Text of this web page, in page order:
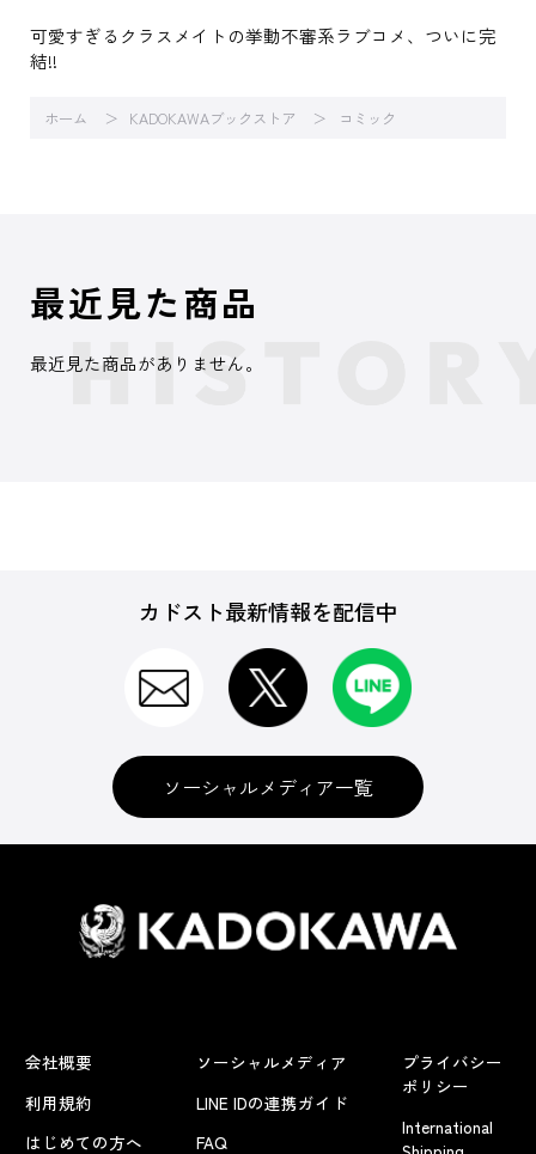
可愛すぎるクラスメイトの挙動不審系ラブコメ、ついに完
結!!
ホーム KADOKAWAブックストア コミック
最近見た商品
最近見た商品がありません。
カドスト最新情報を配信中
ソーシャルメディア一覧
会社概要
利用規約
はじめての方へ
ソーシャルメディア
LINE IDの連携ガイド
FAQ
プライバシー
ポリシー
International